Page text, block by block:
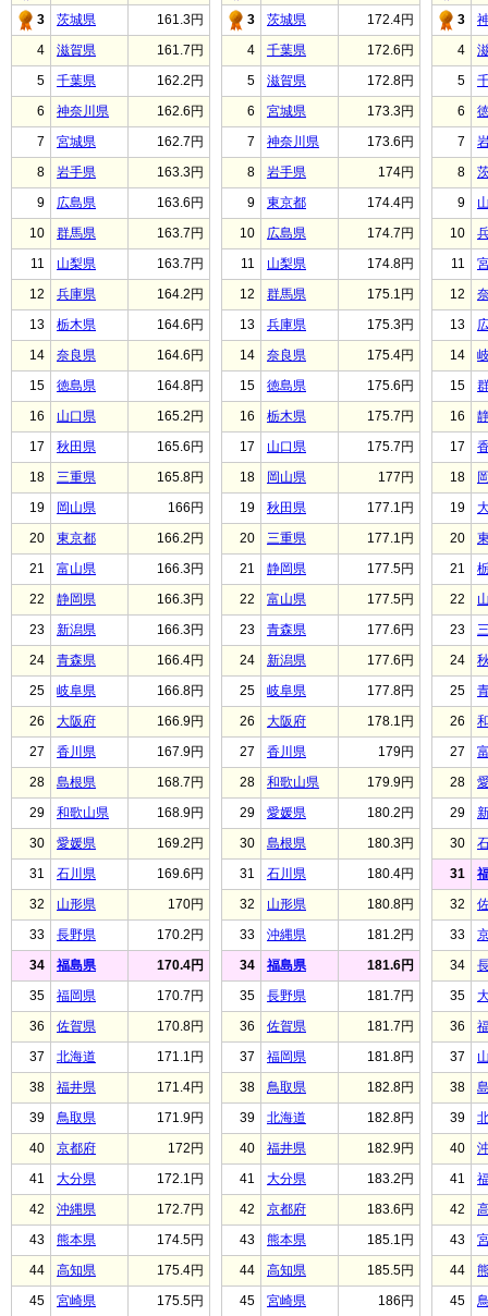
3
茨城県
161.3円
4
滋賀県
161.7円
5
千葉県
162.2円
6
神奈川県
162.6円
7
宮城県
162.7円
8
岩手県
163.3円
9
広島県
163.6円
10
群馬県
163.7円
11
山梨県
163.7円
12
兵庫県
164.2円
13
栃木県
164.6円
14
奈良県
164.6円
15
徳島県
164.8円
16
山口県
165.2円
17
秋田県
165.6円
18
三重県
165.8円
19
岡山県
166円
20
東京都
166.2円
21
富山県
166.3円
22
静岡県
166.3円
23
新潟県
166.3円
24
青森県
166.4円
25
岐阜県
166.8円
26
大阪府
166.9円
27
香川県
167.9円
28
島根県
168.7円
29
和歌山県
168.9円
30
愛媛県
169.2円
31
石川県
169.6円
32
山形県
170円
33
長野県
170.2円
34
福島県
170.4円
35
福岡県
170.7円
36
佐賀県
170.8円
37
北海道
171.1円
38
福井県
171.4円
39
鳥取県
171.9円
40
京都府
172円
41
大分県
172.1円
42
沖縄県
172.7円
43
熊本県
174.5円
44
高知県
175.4円
45
宮崎県 175.5円
3
茨城県
172.4円
4
千葉県
172.6円
5
滋賀県
172.8円
6
宮城県
173.3円
7
神奈川県
173.6円
8
岩手県
174円
9
東京都
174.4円
10
広島県
174.7円
11
山梨県
174.8円
12
群馬県
175.1円
13
兵庫県
175.3円
14
奈良県
175.4円
15
徳島県
175.6円
16
栃木県
175.7円
17
山口県
175.7円
18
岡山県
177円
19
秋田県
177.1円
20
三重県
177.1円
21
静岡県
177.5円
22
富山県
177.5円
23
青森県
177.6円
24
新潟県
177.6円
25
岐阜県
177.8円
26
大阪府
178.1円
27
香川県
179円
28
和歌山県
179.9円
29
愛媛県
180.2円
30
島根県
180.3円
31
石川県
180.4円
32
山形県
180.8円
33
沖縄県
181.2円
34
福島県
181.6円
35
長野県
181.7円
36
佐賀県
181.7円
37
福岡県
181.8円
38
鳥取県
182.8円
39
北海道
182.8円
40
福井県
182.9円
41
大分県
183.2円
42
京都府
183.6円
43
熊本県
185.1円
44
高知県
185.5円
45
宮崎県 186円
3
4
5
6
7
8
9
10
11
12
13
14
15
16
17
18
19
20
21
22
23
24
25
26
27
28
29
30
31
32
33
34
35
36
37
38
39
40
41
42
43
44
45